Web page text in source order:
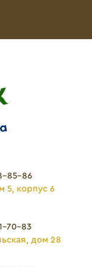
85-86
5, корпус 6
70-83
дом 28